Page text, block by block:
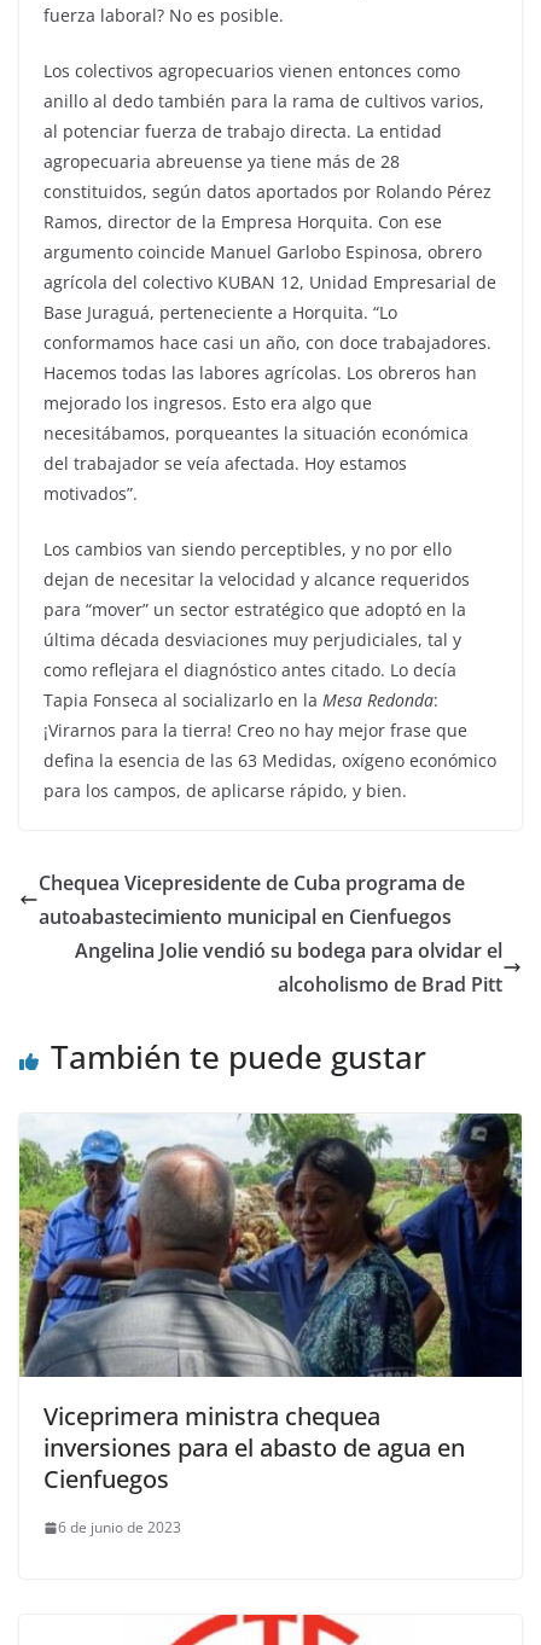
fuerza laboral? No es posible.
Los colectivos agropecuarios vienen entonces como
anillo al dedo también para la rama de cultivos varios,
al potenciar fuerza de trabajo directa. La entidad
agropecuaria abreuense ya tiene más de 28
constituidos, según datos aportados por Rolando Pérez
Ramos, director de la Empresa Horquita. Con ese
argumento coincide Manuel Garlobo Espinosa, obrero
agrícola del colectivo KUBAN 12, Unidad Empresarial de
Base Juraguá, perteneciente a Horquita. “Lo
conformamos hace casi un año, con doce trabajadores.
Hacemos todas las labores agrícolas. Los obreros han
mejorado los ingresos. Esto era algo que
necesitábamos, porqueantes la situación económica
del trabajador se veía afectada. Hoy estamos
motivados”.
Los cambios van siendo perceptibles, y no por ello
dejan de necesitar la velocidad y alcance requeridos
para “mover” un sector estratégico que adoptó en la
última década desviaciones muy perjudiciales, tal y
como reflejara el diagnóstico antes citado. Lo decía
Tapia Fonseca al socializarlo en la Mesa Redonda:
¡Virarnos para la tierra! Creo no hay mejor frase que
defina la esencia de las 63 Medidas, oxígeno económico
para los campos, de aplicarse rápido, y bien.
Chequea Vicepresidente de Cuba programa de
autoabastecimiento municipal en Cienfuegos
Angelina Jolie vendió su bodega para olvidar el
alcoholismo de Brad Pitt
También te puede gustar
Viceprimera ministra chequea
inversiones para el abasto de agua en
Cienfuegos
6 de junio de 2023